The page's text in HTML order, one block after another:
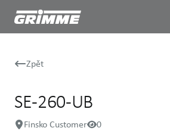
Zpět
SE-260-UB
Finsko Customer 0